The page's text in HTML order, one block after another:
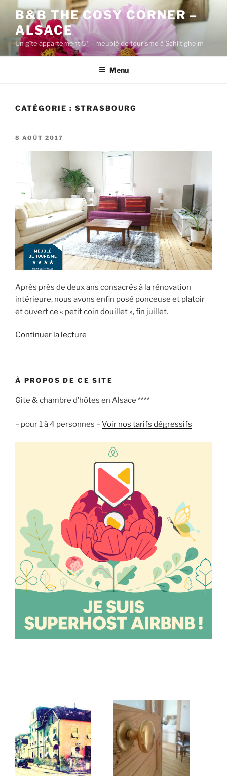
contenu
principal
B&B THE COSY CORNER –
ALSACE
Un gîte appartement 5* – meublé de tourisme à Schiltigheim
Menu
CATÉGORIE : STRASBOURG
PUBLIÉ
8 AOÛT 2017
Après près de deux ans consacrés à la rénovation
intérieure, nous avons enfin posé ponceuse et platoir
et ouvert ce « petit coin douillet », fin juillet.
Continuer la lecture
ouvert. »
À PROPOS DE CE SITE
Gite & chambre d’hôtes en Alsace ****
– pour 1 à 4 personnes –Voir nos tarifs dégressifs